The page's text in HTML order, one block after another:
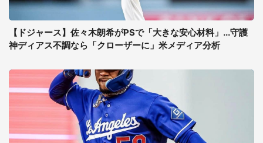
【ドジャース】佐々木朗希がPSで「大きな安心材料」...守護
神ディアス不調なら「クローザーに」米メディア分析